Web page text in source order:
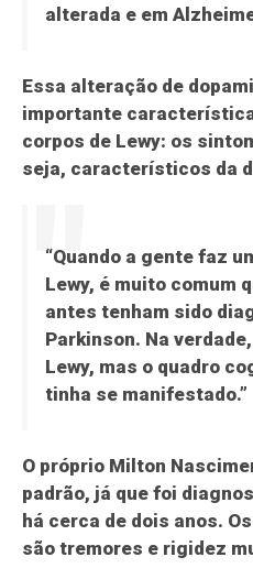
alterada e em
Essa alteração de
importante
corpos de Lewy: os
seja, característicos da
“Quando a gente faz
Lewy, é muito comum
antes tenham sido
Parkinson. Na
Lewy, mas o quadro
tinha se manifestado.”
O próprio Milton
padrão, já que foi
há cerca de dois anos.
são tremores e rigidez